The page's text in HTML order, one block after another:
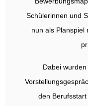
Schülerinnen und
nun als Planspiel
Dabei
den